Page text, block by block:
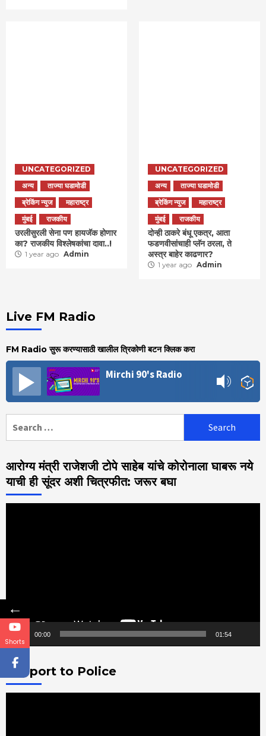
UNCATEGORIZED
अन्य
ताज्या घडामोडी
ब्रेकिंग न्युज
महाराष्ट्र
मुंबई
राजकीय
उरलीसुरली सेना पण हायजॅक होणार
का? राजकीय विश्लेषकांचा दावा..!
1 year ago Admin
UNCATEGORIZED
अन्य
ताज्या घडामोडी
ब्रेकिंग न्युज
महाराष्ट्र
मुंबई
राजकीय
दोन्ही ठाकरे बंधू एकत्र, आता
फडणवीसांचाही प्लॅन ठरला, ते
अस्त्र बाहेर काढणार?
1 year ago Admin
Live FM Radio
FM Radio सुरू करण्यासाठी खालील त्रिकोणी बटन क्लिक करा
Mirchi 90's Radio
for:
आरोग्य मंत्री राजेशजी टोपे साहेब यांचे कोरोनाला घाबरू नये
याची ही सूंदर अशी चित्रफीत: जरूर बघा
00:00 01:54
Support to Police
←
Shorts